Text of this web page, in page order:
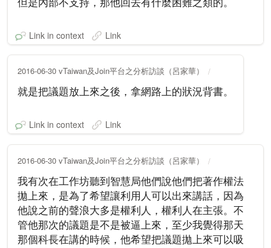
Link in context Link
2016-06-30 vTaiwan及Join平台之分析訪談（呂家華）
就是把議題放上來之後，拿網路上的狀況背書。
Link in context Link
2016-06-30 vTaiwan及Join平台之分析訪談（呂家華）
我有次在工作坊聽到智慧局他們說他們把著作權法
拋上來，是為了希望讓利用人可以出來講話，因為
他說之前的聲浪大多是權利人，權利人在主張。不
管他那次的議題是不是被逼上來，至少我覺得那天
那個科長在講的時候，他希望把議題拋上來可以吸